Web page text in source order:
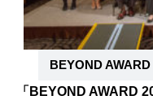
BEYOND AWARD
「BEYOND AWARD